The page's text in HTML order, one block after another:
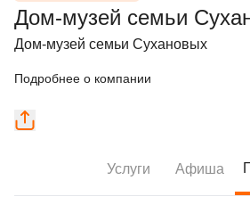
Дом-музей семьи
Дом-музей семьи Сухановых
Подробнее о компании
Услуги Афиша